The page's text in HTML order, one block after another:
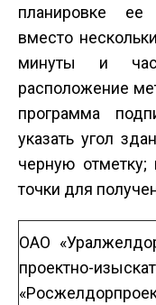
планировке
вместо
минуты и
расположение
программа
указать угол
черную отметку;
точки для
ОАО
проектно-